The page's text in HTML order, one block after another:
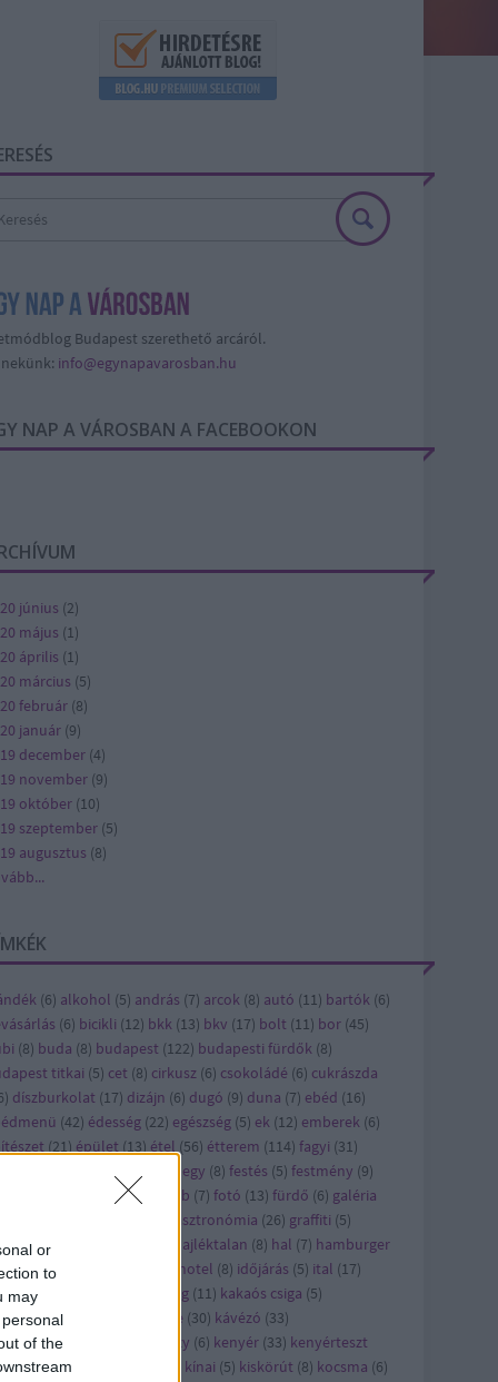
or
to
may
of the
Budapest szerethető arcáról.
info@egynapavarosban.hu
NAP A VÁROSBAN A FACEBOOKON
június (2)
május (1)
április (1)
március (5)
február (8)
január (9)
december (4)
november (9)
október (10)
szeptember (5)
augusztus (8)
...
(6) alkohol (5) andrás (7) arcok (8) autó (11) bartók (6)
(6) bicikli (12) bkk (13) bkv (17) bolt (11) bor (45)
(8) buda (8) budapest (122) budapesti fürdők (8)
titkai (5) cet (8) cirkusz (6) csokoládé (6) cukrászda
) díszburkolat (17) dizájn (6) dugó (9) duna (7) ebéd (16)
(42) édesség (22) egészség (5) ek (12) emberek (6)
(21) épület (13) étel (56) étterem (114) fagyi (31)
ferihegy (8) festés (5) festmény (9)
43)flashmob (7) fotó (13) fürdő (6) galéria
gasztronómia (26) graffiti (5)
hajléktalan (8) hal (7) hamburger
)hirdetés hotel (8) időjárás (5) ital (17)
(7) jótékonyság (11) kakaós csiga (5)
(21 kávé (30) kávézó (33)
kazinczy (6) kenyér (33) kenyérteszt
)kézműves kínai (5) kiskörút (8) kocsma (6)